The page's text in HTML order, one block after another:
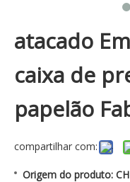
atacado
caixa de
papelão
compartilhar com:
Origem do produto: